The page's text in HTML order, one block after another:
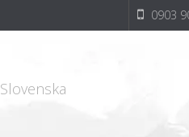
0903
Slovenska